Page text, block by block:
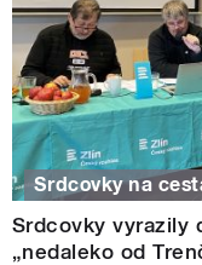
Srdcovky na
Srdcovky vyrazily
„nedaleko od